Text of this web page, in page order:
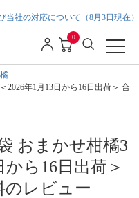
社の対応について（8月3日現在）
0
2026年1月13日から16日出荷＞ 合
おまかせ柑橘3
から16日出荷＞
のレビュー